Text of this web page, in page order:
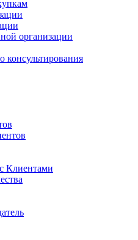
организации
консультирования
Клиентами